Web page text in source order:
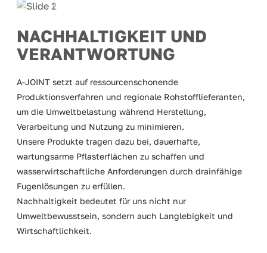
NACHHALTIGKEIT UND
VERANTWORTUNG
A-JOINT setzt auf ressourcenschonende
Produktionsverfahren und regionale Rohstofflieferanten,
um die Umweltbelastung während Herstellung,
Verarbeitung und Nutzung zu minimieren.
Unsere Produkte tragen dazu bei, dauerhafte,
wartungsarme Pflasterflächen zu schaffen und
wasserwirtschaftliche Anforderungen durch drainfähige
Fugenlösungen zu erfüllen.
Nachhaltigkeit bedeutet für uns nicht nur
Umweltbewusstsein, sondern auch Langlebigkeit und
Wirtschaftlichkeit.